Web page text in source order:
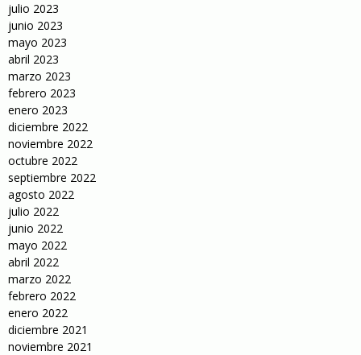
julio 2023
junio 2023
mayo 2023
abril 2023
marzo 2023
febrero 2023
enero 2023
diciembre 2022
noviembre 2022
octubre 2022
septiembre 2022
agosto 2022
julio 2022
junio 2022
mayo 2022
abril 2022
marzo 2022
febrero 2022
enero 2022
diciembre 2021
noviembre 2021